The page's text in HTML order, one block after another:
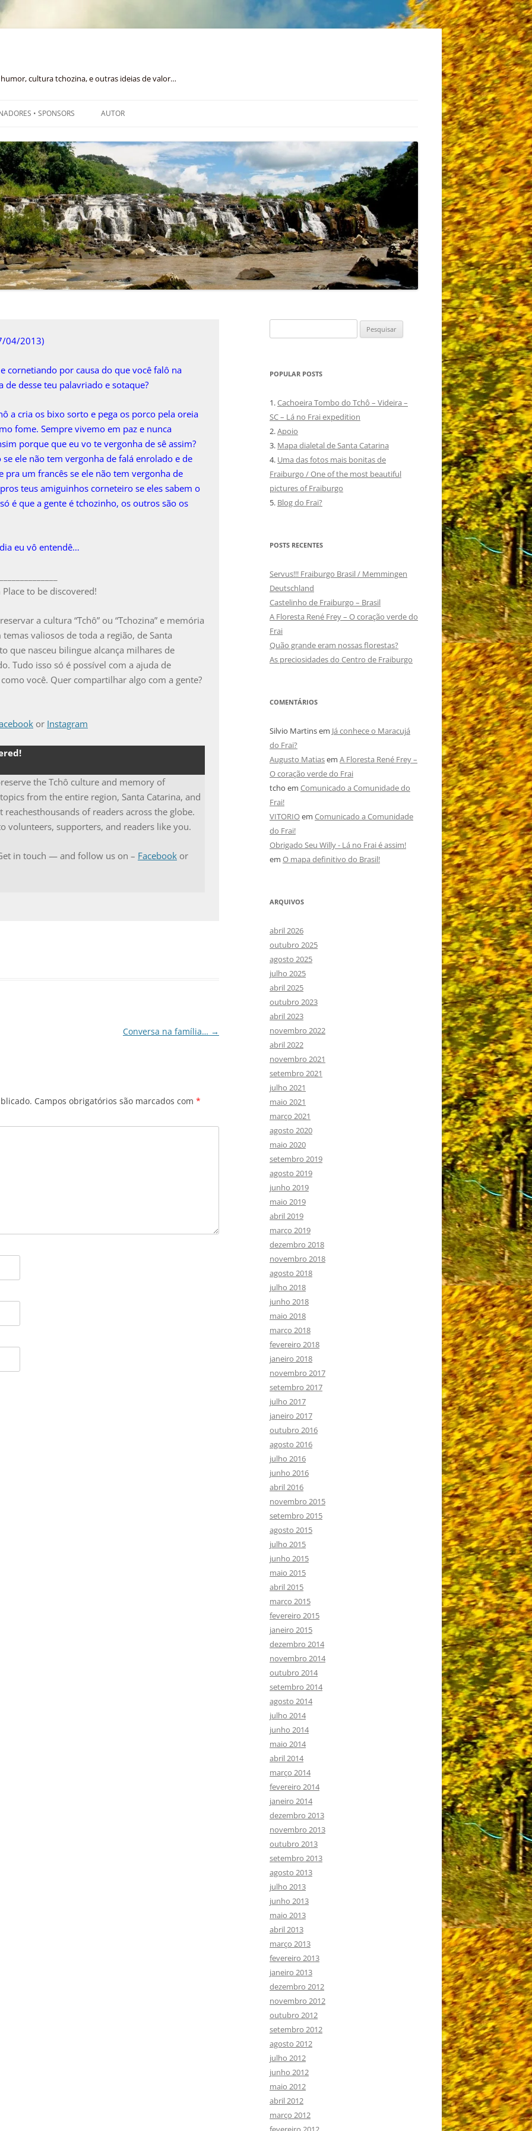
cultura tchozina, e outras ideias de valor…
• SPONSORS AUTOR
04/2013)
cornetiando por causa do que você falô na
desse teu palavriado e sotaque?
a cria os bixo sorto e pega os porco pela oreia
fome. Sempre vivemo em paz e nunca
porque que eu vo te vergonha de sê assim?
ele não tem vergonha de falá enrolado e de
um francês se ele não tem vergonha de
teus amiguinhos corneteiro se eles sabem o
é que a gente é tchozinho, os outros são os
eu vô entendê…
to be discovered!
a cultura “Tchô” ou “Tchozina” e memória
valiosos de toda a região, de Santa
que nasceu bilingue alcança milhares de
Tudo isso só é possível com a ajuda de
você. Quer compartilhar algo com a gente?
or Instagram
the Tchô culture and memory of
from the entire region, Santa Catarina, and
of readers across the globe.
volunteers, supporters, and readers like you.
in touch — and follow us on – Facebook or
Conversa na família… →
Campos obrigatórios são marcados com *
por:
POPULAR POSTS
1.Cachoeira Tombo do Tchô – Videira –
SC – Lá no Frai expedition
2.Apoio
3. Mapa dialetal de Santa Catarina
4. Uma das fotos mais bonitas de
Fraiburgo / One of the most beautiful
pictures of Fraiburgo
5. Blog do Frai?
POSTS RECENTES
Servus!!! Fraiburgo Brasil / Memmingen
Deutschland
Castelinho de Fraiburgo – Brasil
A Floresta René Frey – O coração verde do
Frai
Quão grande eram nossas florestas?
As preciosidades do Centro de Fraiburgo
COMENTÁRIOS
Silvio Martinsem Já conhece o Maracujá
do Frai?
Augusto Matiasem A Floresta René Frey –
O coração verde do Frai
tcho em Comunicado a Comunidade do
Frai!
VITORIOem Comunicado a Comunidade
do Frai!
Obrigado Seu Willy - Lá no Frai é assim!
em O mapa definitivo do Brasil!
ARQUIVOS
abril 2026
outubro 2025
agosto 2025
julho 2025
abril 2025
outubro 2023
abril 2023
novembro 2022
abril 2022
novembro 2021
setembro 2021
julho 2021
maio 2021
março 2021
agosto 2020
maio 2020
setembro 2019
agosto 2019
junho 2019
maio 2019
abril 2019
março 2019
dezembro 2018
novembro 2018
agosto 2018
julho 2018
junho 2018
maio 2018
março 2018
fevereiro 2018
janeiro 2018
novembro 2017
setembro 2017
julho 2017
janeiro 2017
outubro 2016
agosto 2016
julho 2016
junho 2016
abril 2016
novembro 2015
setembro 2015
agosto 2015
julho 2015
junho 2015
maio 2015
abril 2015
março 2015
fevereiro 2015
janeiro 2015
dezembro 2014
novembro 2014
outubro 2014
setembro 2014
agosto 2014
julho 2014
junho 2014
maio 2014
abril 2014
março 2014
fevereiro 2014
janeiro 2014
dezembro 2013
novembro 2013
outubro 2013
setembro 2013
agosto 2013
julho 2013
junho 2013
maio 2013
abril 2013
março 2013
fevereiro 2013
janeiro 2013
dezembro 2012
novembro 2012
outubro 2012
setembro 2012
agosto 2012
julho 2012
junho 2012
maio 2012
abril 2012
março 2012